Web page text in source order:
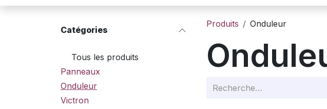
Catégories
Tous les produits
Panneaux
Onduleur
Victron
Produits Onduleur